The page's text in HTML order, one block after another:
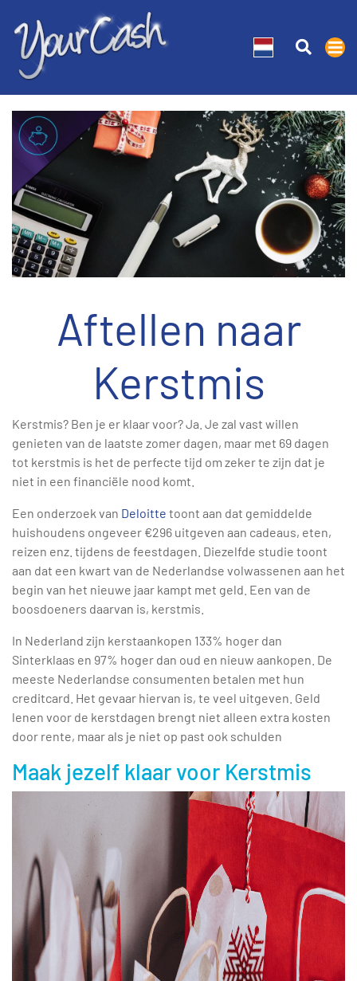
Aftellen naar
Kerstmis
Kerstmis? Ben je er klaar voor? Ja. Je zal vast willen
genieten van de laatste zomer dagen, maar met 69 dagen
tot kerstmis is het de perfecte tijd om zeker te zijn dat je
niet in een financiële nood komt.
Een onderzoek van Deloitte toont aan dat gemiddelde
huishoudens ongeveer €296 uitgeven aan cadeaus, eten,
reizen enz. tijdens de feestdagen. Diezelfde studie toont
aan dat een kwart van de Nederlandse volwassenen aan het
begin van het nieuwe jaar kampt met geld. Een van de
boosdoeners daarvan is, kerstmis.
In Nederland zijn kerstaankopen 133% hoger dan
Sinterklaas en 97% hoger dan oud en nieuw aankopen. De
meeste Nederlandse consumenten betalen met hun
creditcard. Het gevaar hiervan is, te veel uitgeven. Geld
lenen voor de kerstdagen brengt niet alleen extra kosten
door rente, maar als je niet op past ook schulden
Maak jezelf klaar voor Kerstmis